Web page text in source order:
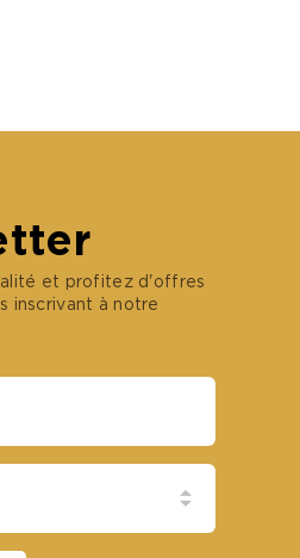
et profitez d'offres
inscrivant à notre